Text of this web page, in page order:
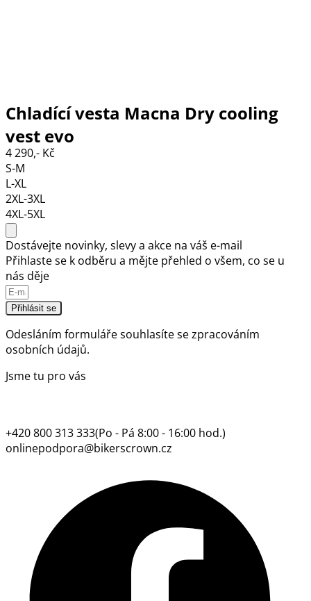
Chladící vesta Macna Dry cooling
vest evo
4 290,- Kč
S-M
L-XL
2XL-3XL
4XL-5XL
Dostávejte novinky, slevy a akce na váš e-mail
Přihlaste se k odběru a mějte přehled o všem, co se u
nás děje
Přihlásit se
Odesláním formuláře souhlasíte sezpracováním
osobních údajů.
Jsme tu pro vás
+420 800 313 333(Po - Pá 8:00 - 16:00 hod.)
onlinepodpora@bikerscrown.cz